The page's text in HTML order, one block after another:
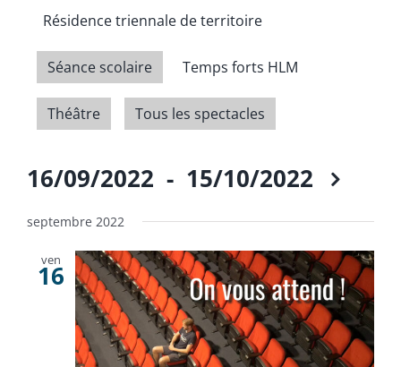
Résidence triennale de territoire
Séance scolaire Temps forts HLM
Théâtre Tous les spectacles
16/09/2022 - 15/10/2022
une
date.
septembre 2022
ven
16